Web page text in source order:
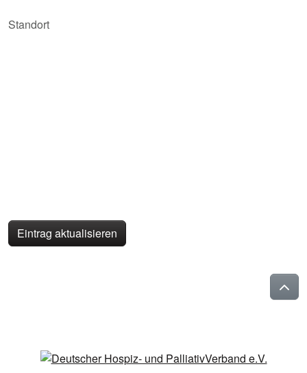
Standort
Eintrag aktualisieren